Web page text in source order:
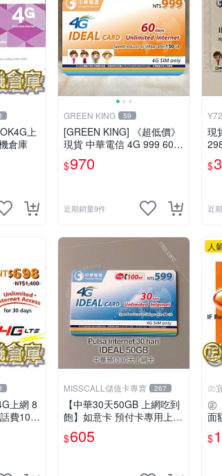
上
倉庫
GREEN KING 59
[GREEN KING] 《超低價》
現貨 中華電信 4G 999 60天
網路吃到飽 儲值卡 網卡 網
路儲值卡 上網卡 如意卡
$970
近期銷量9件
現
如
$
近
上網 8
費10,0
MISSCALL儲值卡專賣 267
【中華30天50GB 上網吃到
飽】如意卡 預付卡專用上網
補充卡/儲值卡IDEAL599⚡M
issCall儲值卡專賣
$605
人
㊣
㊣
面
$